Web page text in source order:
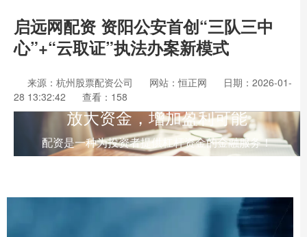
启远网配资 资阳公安首创“三队三中
心”+“云取证”执法办案新模式
来源：杭州股票配资公司 网站：恒正网
日期：2026-01-
28 13:32:42
查看：158
放大资金，增加盈利可能
配资是一种为投资者提供杠杆资金的金融服务！